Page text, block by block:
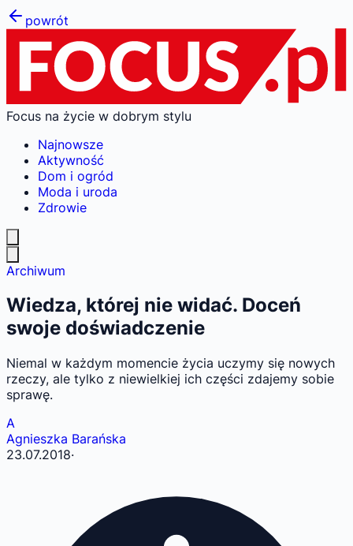
powrót
Focus na życie w dobrym stylu
Najnowsze
Aktywność
Dom i ogród
Moda i uroda
Zdrowie
Archiwum
Wiedza, której nie widać. Doceń
swoje doświadczenie
Niemal w każdym momencie życia uczymy się nowych
rzeczy, ale tylko z niewielkiej ich części zdajemy sobie
sprawę.
A
Agnieszka Barańska
23.07.2018·